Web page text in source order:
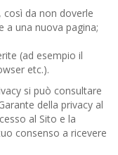
da non doverle
a una nuova pagina;
(ad esempio il
etc.).
si può consultare
della privacy al
al Sito e la
consenso a ricevere